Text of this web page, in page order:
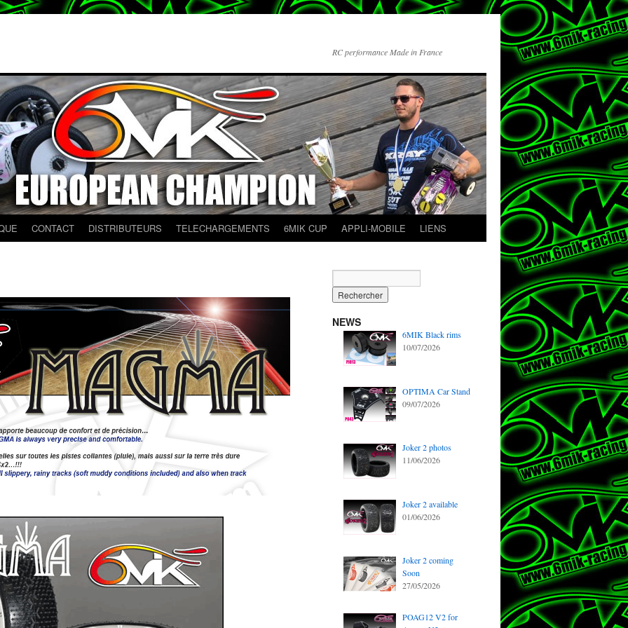
RC performance Made in France
CONTACT DISTRIBUTEURS TELECHARGEMENTS 6MIK CUP APPLI-MOBILE LIENS
NEWS
6MIK Black rims
10/07/2026
OPTIMA Car Stand
09/07/2026
Joker 2 photos
11/06/2026
Joker 2 available
01/06/2026
Joker 2 coming
Soon
27/05/2026
POAG12 V2 for